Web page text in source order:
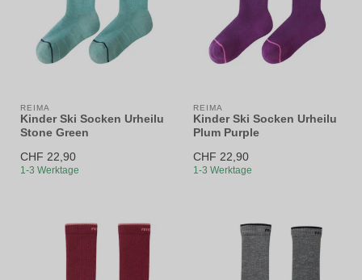
REIMA
Kinder Ski Socken Urheilu
Stone Green
CHF 22,90
1-3 Werktage
REIMA
Kinder Ski Socken Urheilu
Plum Purple
CHF 22,90
1-3 Werktage